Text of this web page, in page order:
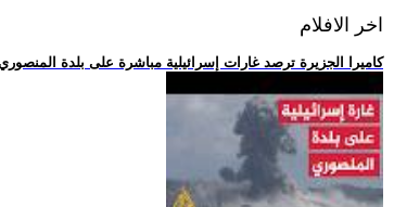
اخر الافلام
.. كاميرا الجزيرة ترصد غارات إسرائيلية مباشرة على بلدة